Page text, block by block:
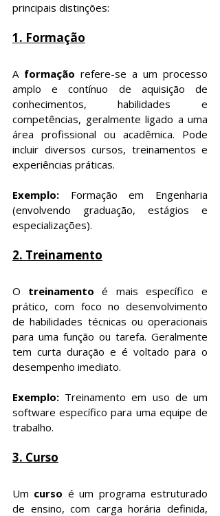
principais distinções:
1. Formação
A formação refere-se a um processo
amplo e contínuo de aquisição de
conhecimentos, habilidades e
competências, geralmente ligado a uma
área profissional ou acadêmica. Pode
incluir diversos cursos, treinamentos e
experiências práticas.
Exemplo: Formação em Engenharia
(envolvendo graduação, estágios e
especializações).
2. Treinamento
O treinamento é mais específico e
prático, com foco no desenvolvimento
de habilidades técnicas ou operacionais
para uma função ou tarefa. Geralmente
tem curta duração e é voltado para o
desempenho imediato.
Exemplo: Treinamento em uso de um
software específico para uma equipe de
trabalho.
3. Curso
Um curso é um programa estruturado
de ensino, com carga horária definida,